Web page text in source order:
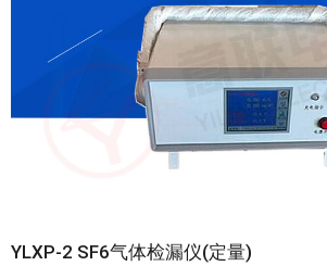
电力安全工器具
蓄电池测试仪器/直流系统
自动化
YLXP-2 SF6气体检漏仪(定量)